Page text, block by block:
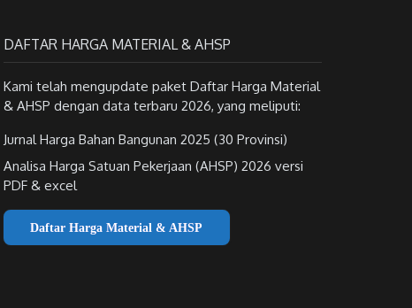
DAFTAR HARGA MATERIAL & AHSP
Kami telah mengupdate paket Daftar Harga Material
& AHSP dengan data terbaru 2026, yang meliputi:
Jurnal Harga Bahan Bangunan 2025 (30 Provinsi)
Analisa Harga Satuan Pekerjaan (AHSP) 2026 versi
PDF & excel
Daftar Harga Material & AHSP